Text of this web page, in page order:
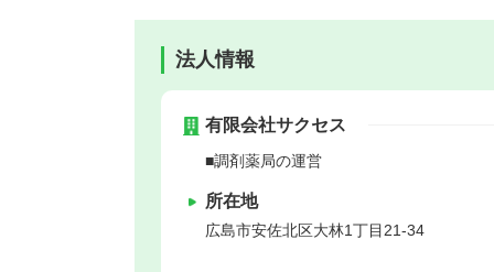
法人情報
有限会社サクセス
■調剤薬局の運営
所在地
広島市安佐北区大林1丁目21-34